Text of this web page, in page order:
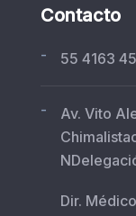
Contacto
- 55 4163
-
Av. Vito
Dir.